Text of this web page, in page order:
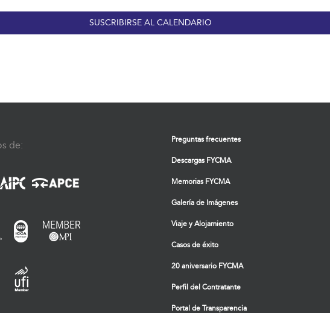
SUSCRIBIRSE AL CALENDARIO
de: Preguntas frecuentes
Descargas FYCMA
Memorias FYCMA
Galería de Imágenes
Viaje y Alojamiento
Casos de éxito
20 aniversario FYCMA
Perfil del Contratante
Portal de Transparencia